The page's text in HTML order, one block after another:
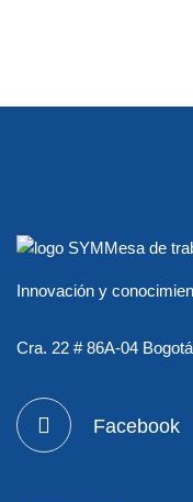
Innovación y
Cra. 22 # 86A-04
Facebook